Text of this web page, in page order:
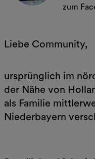
zum
Liebe Community,
ursprünglich im
der Nähe von
als Familie
Niederbayern